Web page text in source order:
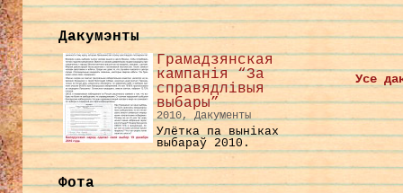
Дакумэнты
Грамадзянская
кампанія “За
справядлівыя
выбары”
2010, Дакументы
Улётка па выніках
выбараў 2010.
Усе
Фота